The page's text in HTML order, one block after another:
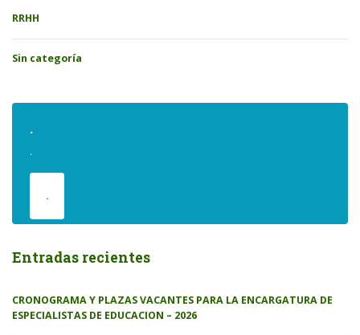
RRHH
Sin categoría
.
.
.
Entradas recientes
CRONOGRAMA Y PLAZAS VACANTES PARA LA ENCARGATURA DE
ESPECIALISTAS DE EDUCACION – 2026